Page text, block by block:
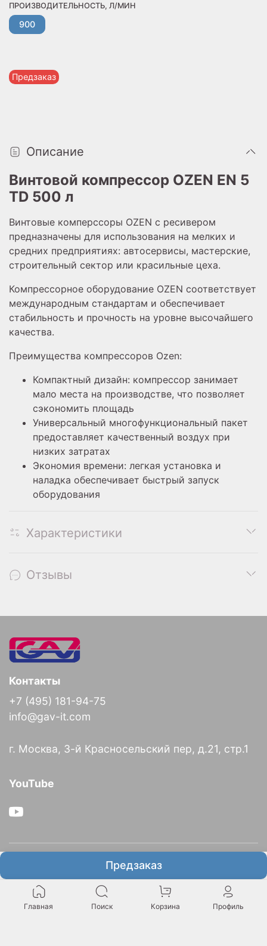
Предзаказ
Предзаказ
ПРОИЗВОДИТЕЛЬНОСТЬ, Л/МИН
900
Описание
Винтовой компрессор OZEN EN 5
TD 500 л
Винтовые комперссоры OZEN с ресивером
предназначены для использования на мелких и
средних предприятиях: автосервисы, мастерские,
строительный сектор или красильные цеха.
Компрессорное оборудование OZEN соответствует
международным стандартам и обеспечивает
стабильность и прочность на уровне высочайшего
качества.
Преимущества компрессоров Ozen:
Компактный дизайн: компрессор занимает
мало места на производстве, что позволяет
сэкономить площадь
Универсальный многофункциональный пакет
предоставляет качественный воздух при
низких затратах
Экономия времени: легкая установка и
наладка обеспечивает быстрый запуск
оборудования
Характеристики
Отзывы
Информация
Контакты
+7 (495) 181-94-75
info@gav-it.com
г. Москва, 3-й Красносельский пер, д.21, стр.1
YouTube
Главная Поиск Корзина Профиль